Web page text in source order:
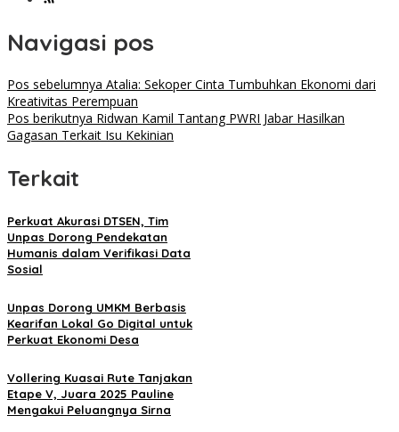
Navigasi pos
Pos sebelumnya Atalia: Sekoper Cinta Tumbuhkan Ekonomi dari
Kreativitas Perempuan
Pos berikutnya Ridwan Kamil Tantang PWRI Jabar Hasilkan
Gagasan Terkait Isu Kekinian
Terkait
Perkuat Akurasi DTSEN, Tim
Unpas Dorong Pendekatan
Humanis dalam Verifikasi Data
Sosial
Unpas Dorong UMKM Berbasis
Kearifan Lokal Go Digital untuk
Perkuat Ekonomi Desa
Vollering Kuasai Rute Tanjakan
Etape V, Juara 2025 Pauline
Mengakui Peluangnya Sirna